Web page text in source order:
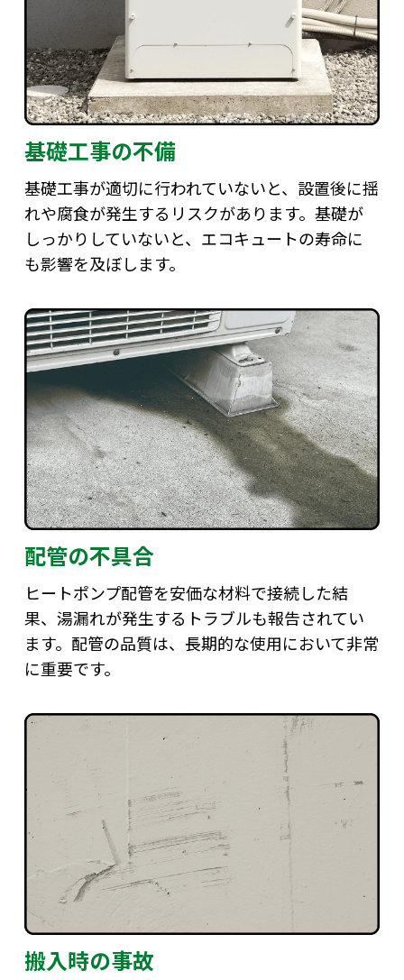
基礎工事の不備
基礎工事が適切に行われていないと、設置後に揺
れや腐食が発生するリスクがあります。基礎が
しっかりしていないと、エコキュートの寿命に
も影響を及ぼします。
配管の不具合
ヒートポンプ配管を安価な材料で接続した結
果、湯漏れが発生するトラブルも報告されてい
ます。配管の品質は、長期的な使用において非常
に重要です。
搬入時の事故